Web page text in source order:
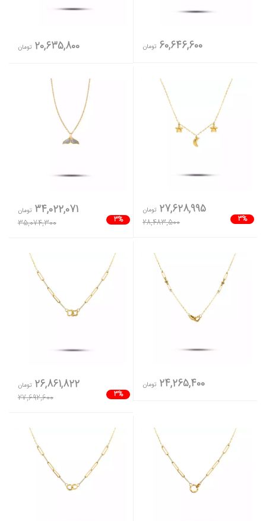
60,646,600 تومان 20,635,800 تومان
3%
27,628,995 تومان
28,483,500
3%
34,022,071 تومان
35,074,300
24,265,400 تومان
3%
26,861,822 تومان
27,692,600